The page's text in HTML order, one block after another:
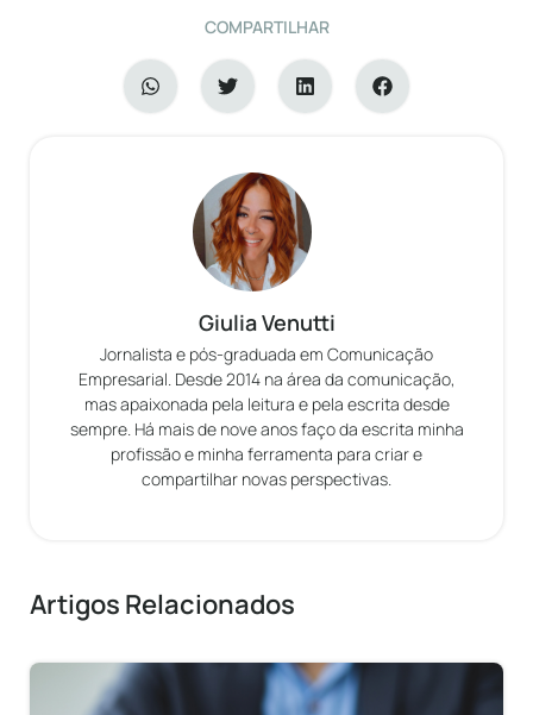
COMPARTILHAR
Giulia Venutti
Jornalista e pós-graduada em Comunicação
Empresarial. Desde 2014 na área da comunicação,
mas apaixonada pela leitura e pela escrita desde
sempre. Há mais de nove anos faço da escrita minha
profissão e minha ferramenta para criar e
compartilhar novas perspectivas.
Artigos Relacionados